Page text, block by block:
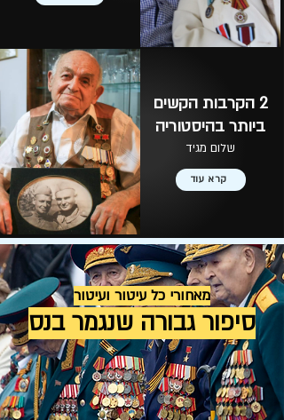
2 הקרבות הקשים
ביותר בהיסטוריה
שלום מגיד
קרא עוד
מאחורי כל עיטור ועיטור
סיפור גבורה שנגמר בנס